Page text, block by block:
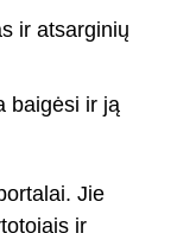
ir atsarginių
baigėsi ir ją
Jie
ir